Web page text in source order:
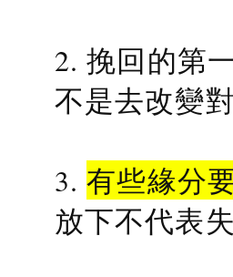
2. 挽回的第
不是去改變對
3.有些緣分
放下不代表